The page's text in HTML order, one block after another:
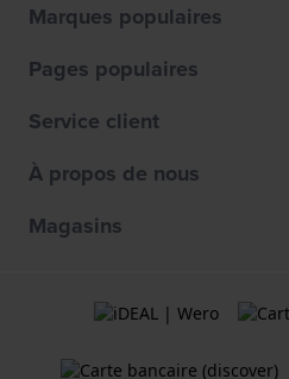
Marques populaires
Pages populaires
Service client
À propos de nous
Magasins